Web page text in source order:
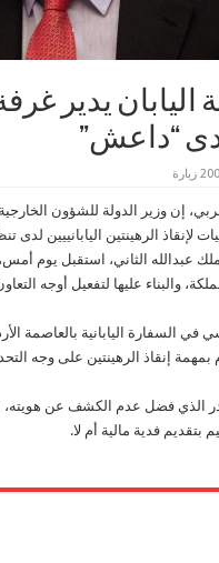
اليابان يدير
لدى “‫‏داعش‬”
200 زيارة
إن وزير الدولة للشؤون الخارجية
لإنقاذ الرهينتين اليابانييين
عبدالله الثاني، استقبل يوم
والبناء عليها لتفعيل أوجه
السفارة اليابانية بالعاصمة
بمهمة إنقاذ الرهينتين على
الذي فضل عدم الكشف عن هويته،
فدية مالية أم لا.